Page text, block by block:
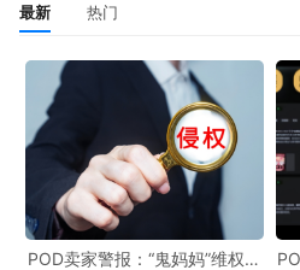
2
最新 热门
POD卖家警报：“鬼妈妈”维权致